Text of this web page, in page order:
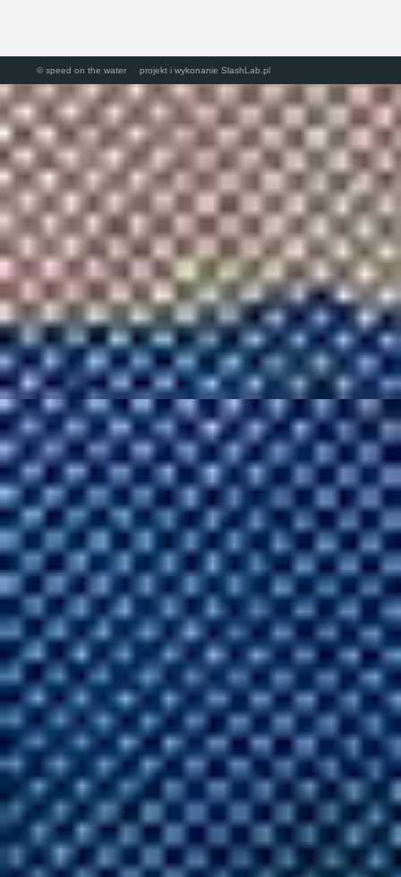
© speed on the water projekt i wykonanie SlashLab.pl